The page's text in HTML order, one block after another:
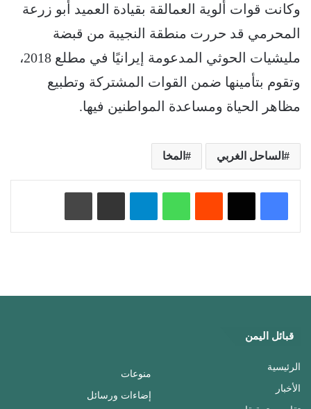
وكانت قوات ألوية العمالقة بقيادة العميد أبو زرعة
المحرمي قد حررت منطقة النجيبة من قبضة
مليشيات الحوثي المدعومة إيرانيًا في مطلع 2018،
وتقوم بتأمينها ضمن القوات المشتركة وتطبيع
مظاهر الحياة ومساعدة المواطنين فيها.
الساحل الغربي المخا
واتساب تيلقرام
قبائل اليمن
الرئيسية
الأخبار
منوعات
إضاءات ورسائل